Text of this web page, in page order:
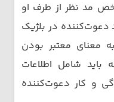
مد نظر از طرف او
در بلژیک
معنای معتبر بودن
شامل اطلاعات
و کار دعوت‌کننده